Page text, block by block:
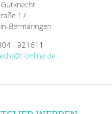
17
Bermaringen
- 921611
online.de